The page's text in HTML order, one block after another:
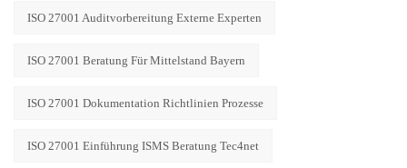
ISO 27001 Auditvorbereitung Externe Experten
ISO 27001 Beratung Für Mittelstand Bayern
ISO 27001 Dokumentation Richtlinien Prozesse
ISO 27001 Einführung ISMS Beratung Tec4net